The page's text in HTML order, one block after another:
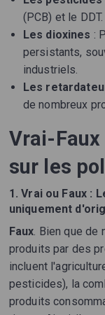
(PCB) et le DDT.
Les dioxines :
persistants,
industriels.
Les
de nombreux
Vrai-
sur les
1.Vrai ou Faux :
uniquement
Faux. Bien que de
produits par des
incluent
pesticides), la
produits